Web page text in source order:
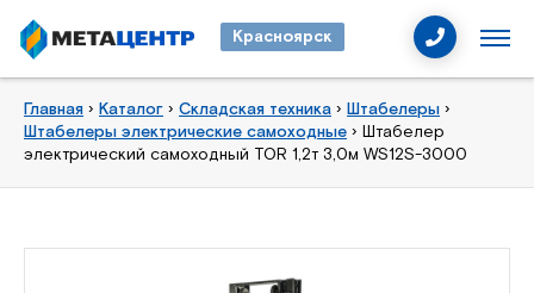
Красноярск
Главная › Каталог › Складская техника › Штабелеры ›
Штабелеры электрические самоходные › Штабелер
электрический самоходный TOR 1,2т 3,0м WS12S-3000